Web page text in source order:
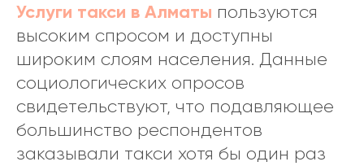
Услуги такси в Алматы пользуются
высоким спросом и доступны
широким слоям населения. Данные
социологических опросов
свидетельствуют, что подавляющее
большинство респондентов
заказывали такси хотя бы один раз